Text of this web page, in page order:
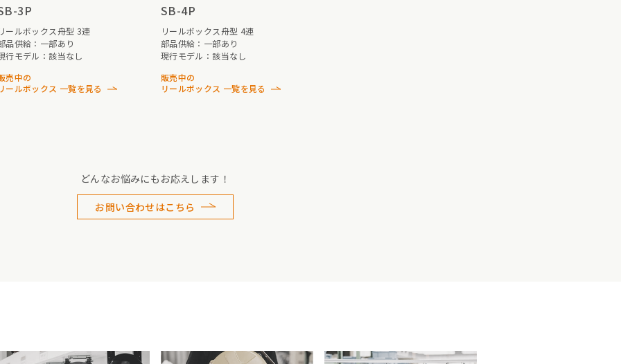
3P
ールボックス舟型 3連
品供給：一部あり
行モデル：該当なし
売中の
ールボックス 一覧を見る
SB-4P
リールボックス舟型 4連
部品供給：一部あり
現行モデル：該当なし
販売中の
リールボックス 一覧を見る
どんなお悩みにもお応えします！
お問い合わせはこちら